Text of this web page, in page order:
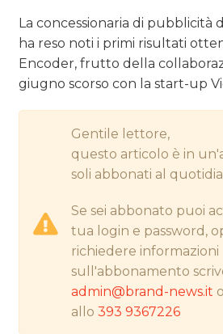
RADIO / AUDIO
TV
RICERCHE
PREVISIONI/SCENARI
NORMATIVE
La concessionaria di pubblicità
ha reso noti i primi risultati
Encoder, frutto della
giugno scorso con la start-up
Gentile lettore,
questo articolo è in
soli abbonati al
Se sei abbonato puoi
tua login e password,
richiedere informazioni
sull'abbonamento
admin@brand-news.it
allo393 9367226